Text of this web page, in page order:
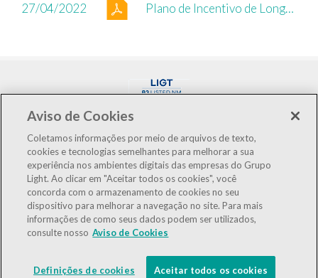
27/04/2022 Plano de Incentivo de Longo Prazo Baseado em Ações
LIGT3 R$3,10 0,00%
IBOV 175.546 -1,23%
IEE 127.483
R$0,00 0,00%
Aviso de Cookies
Coletamos informações por meio de arquivos de texto,
cookies e tecnologias semelhantes para melhorar a sua
experiência nos ambientes digitais das empresas do Grupo
Light. Ao clicar em "Aceitar todos os cookies", você
concorda com o armazenamento de cookies no seu
dispositivo para melhorar a navegação no site. Para mais
informações de como seus dados podem ser utilizados,
consulte nosso Aviso de Cookies
Definições de cookies Aceitar todos os cookies